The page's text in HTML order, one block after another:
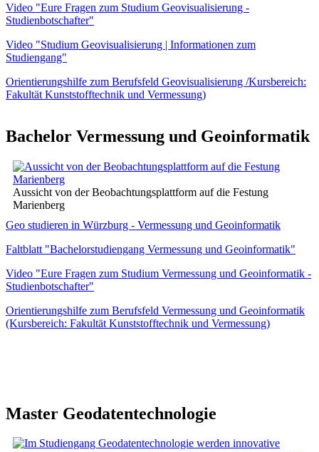
Video "Eure Fragen zum Studium Geovisualisierung -
Studienbotschafter"
Video "Studium Geovisualisierung | Informationen zum
Studiengang"
Orientierungshilfe zum Berufsfeld Geovisualisierung /Kursbereich:
Fakultät Kunststofftechnik und Vermessung)
Bachelor Vermessung und Geoinformatik
Aussicht von der Beobachtungsplattform auf die Festung
Marienberg
Geo studieren in Würzburg - Vermessung und Geoinformatik
Faltblatt "Bachelorstudiengang Vermessung und Geoinformatik"
Video "Eure Fragen zum Studium Vermessung und Geoinformatik -
Studienbotschafter"
Orientierungshilfe zum Berufsfeld Vermessung und Geoinformatik
(Kursbereich: Fakultät Kunststofftechnik und Vermessung)
Master Geodatentechnologie